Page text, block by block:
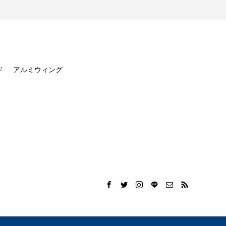
アルミウィング